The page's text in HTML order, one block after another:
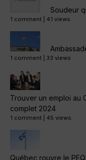
Soudeur
1 comment 41 views
1 comment 33 views
Trouver un emploi au
complet 2024
1 comment 45 views
Québec rouvre le